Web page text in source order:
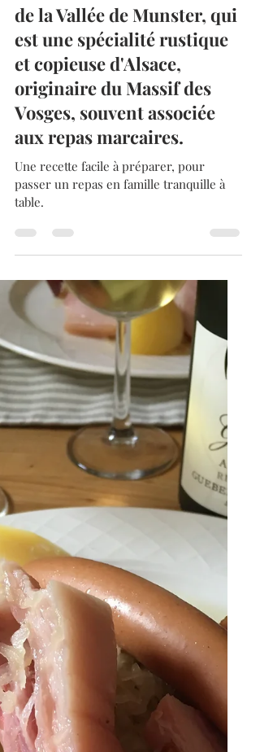
Voici la recette de la Tourte
de la Vallée de Munster, qui
est une spécialité rustique
et copieuse d'Alsace,
originaire du Massif des
Vosges, souvent associée
aux repas marcaires.
Une recette facile à préparer, pour
table.